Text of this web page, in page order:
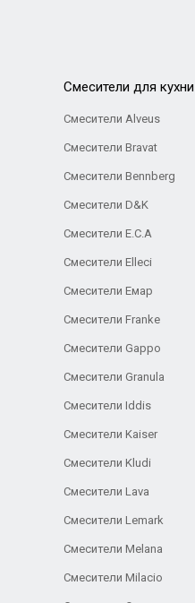
Cмесители для
Смесители Alveus
Смесители Bravat
Смесители Bennberg
Смесители D&K
Смесители E.C.A
Смесители Elleci
Смесители Емар
Смесители Franke
Смесители Gappo
Смесители Granula
Смесители Iddis
Смесители Kaiser
Смесители Kludi
Смесители Lava
Смесители Lemark
Смесители Melana
Смесители Milacio